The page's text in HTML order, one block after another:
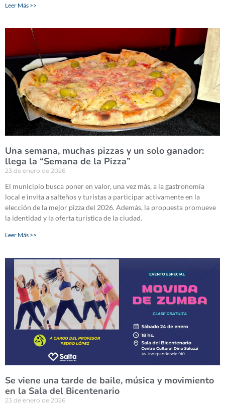
Leer Más >>
Una semana, muchas pizzas y un solo ganador:
llega la “Semana de la Pizza”
23 de enero de 2026
El municipio busca poner en valor, una vez más, a la gastronomía
local e invita a salteños y turistas a participar activamente en la
elección de la mejor pizza del 2026. Además, la propuesta promueve
la identidad y la oferta turística de la ciudad.
Leer Más >>
Se viene una tarde de baile, música y movimiento
en la Sala del Bicentenario
23 de enero de 2026